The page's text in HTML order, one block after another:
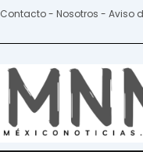
Ir
contenido
Contacto - Nosotros - Aviso
Paginación
entradas